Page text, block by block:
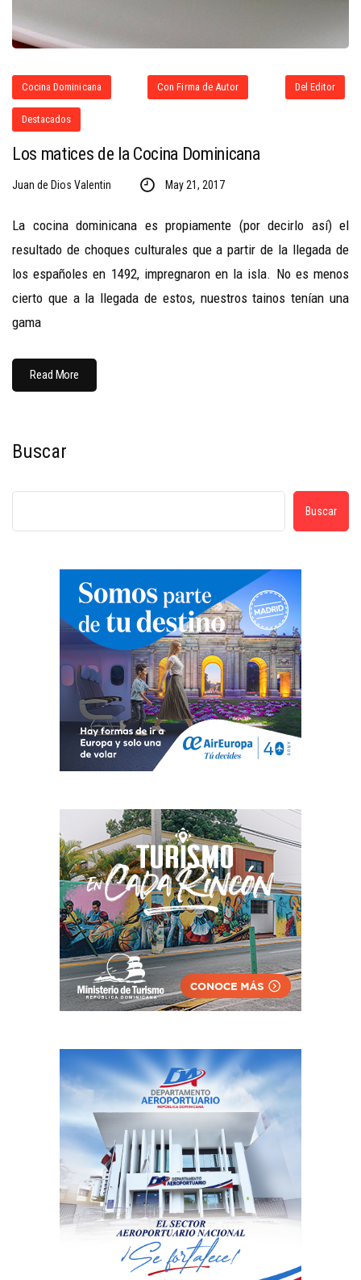
Cocina Dominicana Con Firma de Autor Del Editor
Destacados
Los matices de la Cocina Dominicana
Juan de Dios Valentin May 21, 2017
La cocina dominicana es propiamente (por decirlo así) el
resultado de choques culturales que a partir de la llegada de
los españoles en 1492, impregnaron en la isla. No es menos
cierto que a la llegada de estos, nuestros tainos tenían una
gama
Read More
Buscar
Buscar